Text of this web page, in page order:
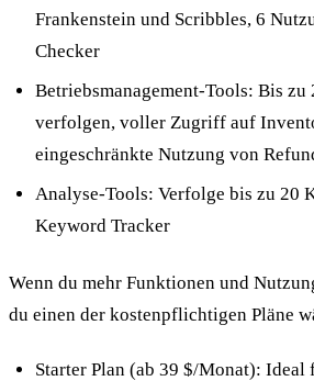
Frankenstein und Scribbles, 6
Checker
Betriebsmanagement-Tools: Bis zu
verfolgen, voller Zugriff auf
eingeschränkte Nutzung von
Analyse-Tools: Verfolge bis zu 20
Keyword Tracker
Wenn du mehr Funktionen und
du einen der kostenpflichtigen Pläne
Starter Plan (ab 39 $/Monat): Ideal